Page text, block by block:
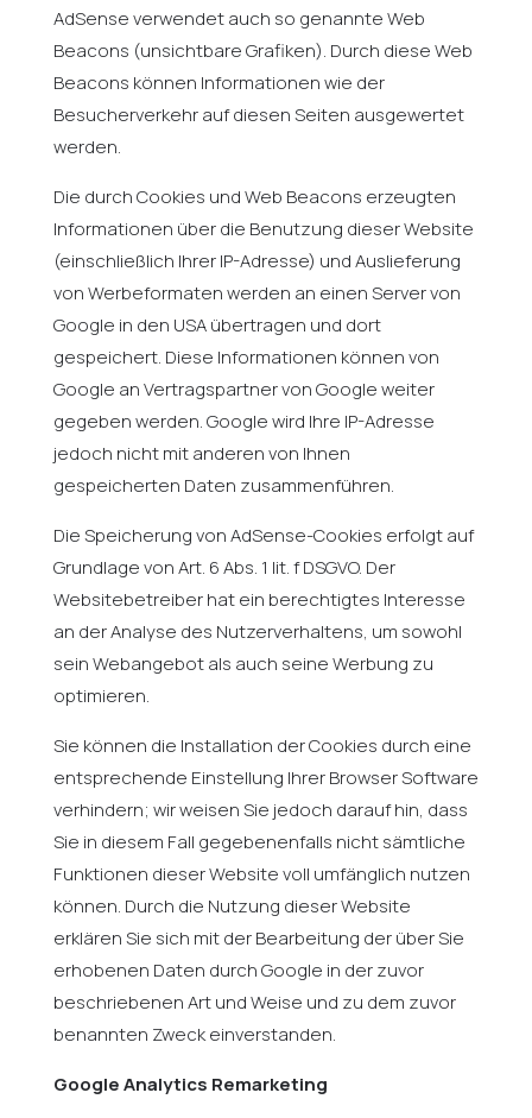
AdSense verwendet auch so genannte Web
Beacons (unsichtbare Grafiken). Durch diese Web
Beacons können Informationen wie der
Besucherverkehr auf diesen Seiten ausgewertet
werden.
Die durch Cookies und Web Beacons erzeugten
Informationen über die Benutzung dieser Website
(einschließlich Ihrer IP-Adresse) und Auslieferung
von Werbeformaten werden an einen Server von
Google in den USA übertragen und dort
gespeichert. Diese Informationen können von
Google an Vertragspartner von Google weiter
gegeben werden. Google wird Ihre IP-Adresse
jedoch nicht mit anderen von Ihnen
gespeicherten Daten zusammenführen.
Die Speicherung von AdSense-Cookies erfolgt auf
Grundlage von Art. 6 Abs. 1 lit. f DSGVO. Der
Websitebetreiber hat ein berechtigtes Interesse
an der Analyse des Nutzerverhaltens, um sowohl
sein Webangebot als auch seine Werbung zu
optimieren.
Sie können die Installation der Cookies durch eine
entsprechende Einstellung Ihrer Browser Software
verhindern; wir weisen Sie jedoch darauf hin, dass
Sie in diesem Fall gegebenenfalls nicht sämtliche
Funktionen dieser Website voll umfänglich nutzen
können. Durch die Nutzung dieser Website
erklären Sie sich mit der Bearbeitung der über Sie
erhobenen Daten durch Google in der zuvor
beschriebenen Art und Weise und zu dem zuvor
benannten Zweck einverstanden.
Google Analytics Remarketing